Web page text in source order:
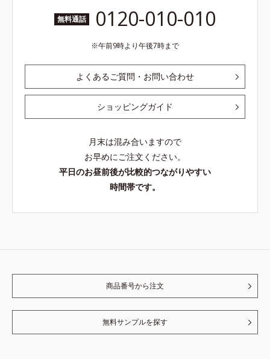
無料通話 0120-010-010
午前9時より午後7時まで
よくあるご質問・お問い合わせ
ショッピングガイド
月末は混み合いますので
お早めにご注文ください。
平日のお昼前後が比較的つながりやすい
時間帯です。
商品番号から注文
無料サンプルを探す